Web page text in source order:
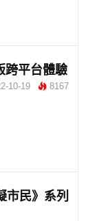
跨平台體驗
10-19 8167
市民》系列